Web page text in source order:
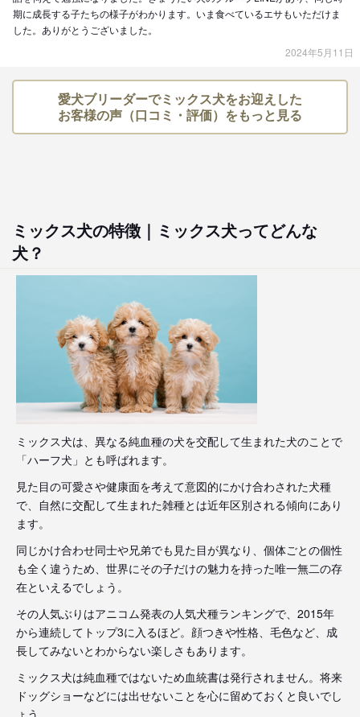
期に成長する子たちの様子がわかります。いま食べているエサもいただけま
した。ありがとうございました。
2024年5月11日
愛犬ブリーダーでミックス犬をお迎えした
お客様の声（口コミ・評価）をもっと見る
ミックス犬の特徴｜ミックス犬ってどんな
犬？
ミックス犬は、異なる純血種の犬を交配して生まれた犬のことで
「ハーフ犬」とも呼ばれます。
見た目の可愛さや健康面を考えて意図的にかけ合わされた犬種
で、自然に交配して生まれた雑種とは近年区別される傾向にあり
ます。
同じかけ合わせ同士や兄弟でも見た目が異なり、個体ごとの個性
も全く違うため、世界にその子だけの魅力を持った唯一無二の存
在といえるでしょう。
その人気ぶりはアニコム発表の人気犬種ランキングで、2015年
から連続してトップ3に入るほど。顔つきや性格、毛色など、成
長してみないとわからない楽しさもあります。
ミックス犬は純血種ではないため血統書は発行されません。将来
ドッグショーなどには出せないことを心に留めておくと良いでし
ょう。